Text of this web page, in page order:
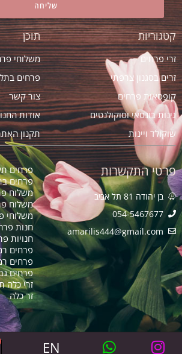
שליחה
קטגוריות
זרי פרחים
זרים בסגנון צרפתי
קופסאות פרחים
גינות בונסאי וסוקולנטים
שוקולד ויינות
תוכן
משלוחי
פרחים
צור קשר
אודות
תקנון
פרטי התקשרות
בן יהודה 81 תל אביב
054-5467677
amarilis444@gmail.com​
פרחים
פרחים
משלוח
משלוח
משלוחי
חנות
חנויות
פרחים
פרחים
פרחים
זרי כלה
זר כלה
EN